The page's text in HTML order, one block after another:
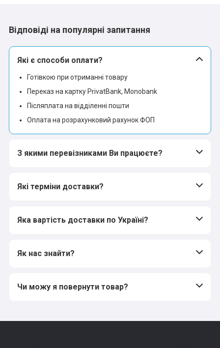
Відповіді на популярні запитання
Які є способи оплати?
Готівкою при отриманні товару
Переказ на картку PrivatBank, Monobank
Післяплата на відділенні пошти
Оплата на розрахунковий рахунок ФОП
З якими перевізниками Ви працюєте?
Які терміни доставки?
Яка вартість доставки по Україні?
Як нас знайти?
Чи можу я повернути товар?